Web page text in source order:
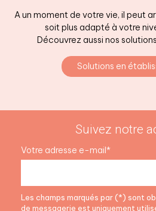
A un moment de votre vie, il peut
soit plus adapté à votre
Découvrez aussi nos
Solutions en
Suivez notre
Votre adresse e-mail*
Les champs marqués par (*) sont
de messagerie est uniquement